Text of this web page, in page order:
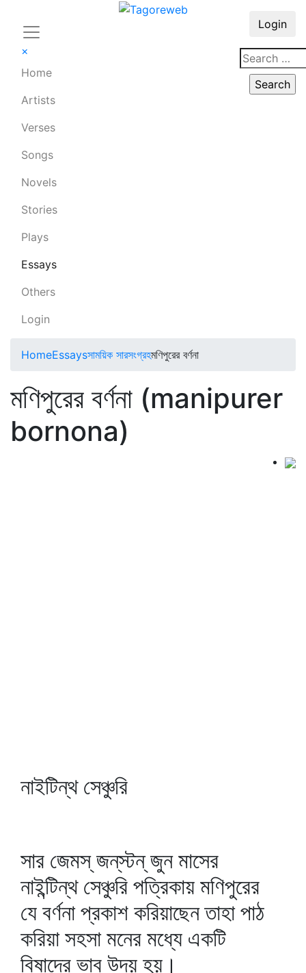
×
Home
Artists
Verses
Songs
Novels
Stories
Plays
Essays
Others
Login
Login
HomeEssaysসাময়িক সারসংগ্রহমণিপুরের বর্ণনা
মণিপুরের বর্ণনা (manipurer
bornona)
নাইটিন্থ সেঞ্চুরি
সার জেমস্‌ জন্‌স্টন্‌ জুন মাসের
নাইন্টিন্থ সেঞ্চুরি পত্রিকায় মণিপুরের
যে বর্ণনা প্রকাশ করিয়াছেন তাহা পাঠ
করিয়া সহসা মনের মধ্যে একটি
বিষাদের ভাব উদয় হয়।